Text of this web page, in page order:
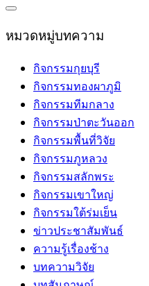
หมวดหมู่บทความ
กิจกรรมกุยบุรี
กิจกรรมทองผาภูมิ
กิจกรรมทีมกลาง
กิจกรรมป่าตะวันออก
กิจกรรมพื้นที่วิจัย
กิจกรรมภูหลวง
กิจกรรมสลักพระ
กิจกรรมเขาใหญ่
กิจกรรมใต้ร่มเย็น
ข่าวประชาสัมพันธ์
ความรู้เรื่องช้าง
บทความวิจัย